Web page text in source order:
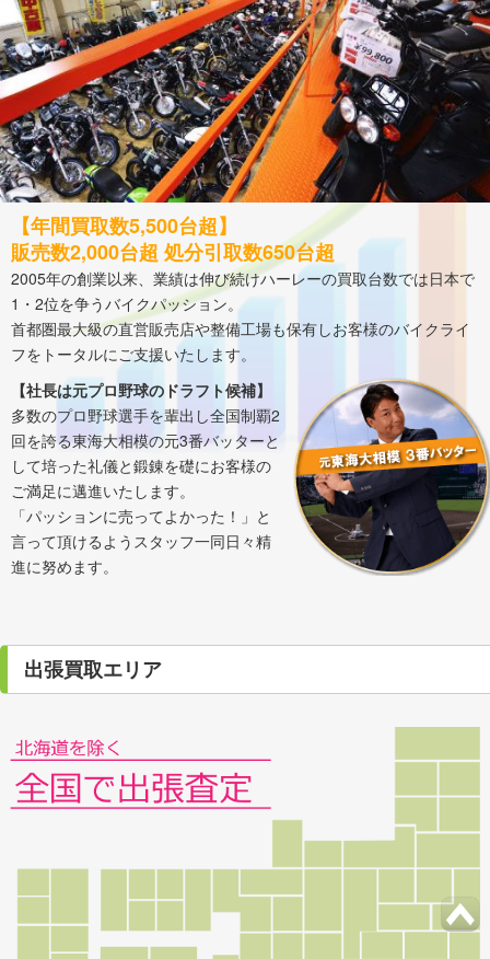
【年間買取数5,500台超】
販売数2,000台超 処分引取数650台超
2005年の創業以来、業績は伸び続けハーレーの買取台数では日本で
1・2位を争うバイクパッション。
首都圏最大級の直営販売店や整備工場も保有しお客様のバイクライ
フをトータルにご支援いたします。
【社長は元プロ野球のドラフト候補】
多数のプロ野球選手を輩出し全国制覇2
回を誇る東海大相模の元3番バッターと
して培った礼儀と鍛錬を礎にお客様の
ご満足に邁進いたします。
「パッションに売ってよかった！」と
言って頂けるようスタッフ一同日々精
進に努めます。
出張買取エリア